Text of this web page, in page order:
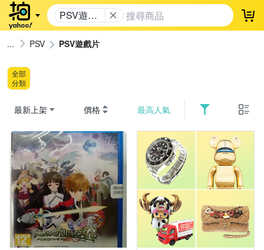
PSV遊戲
片
登
PSV PSV遊戲片
全部
分類
最新上架 價格 最高人氣